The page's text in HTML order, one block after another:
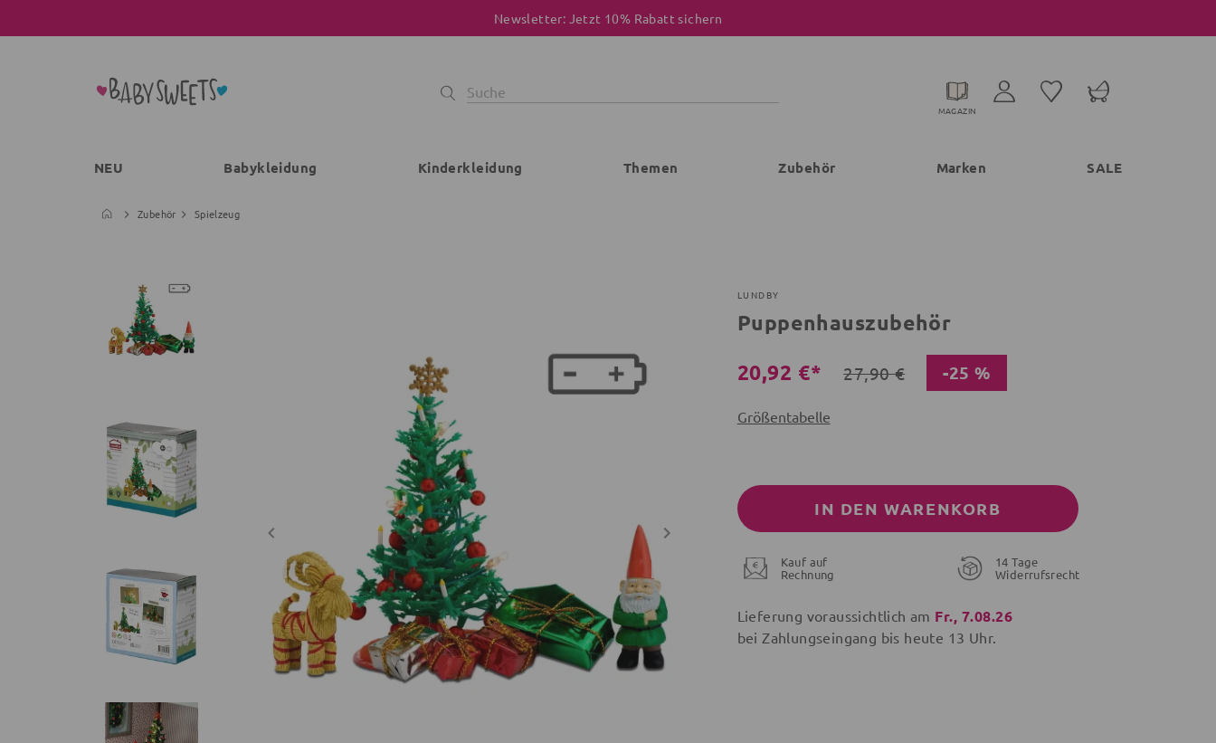
Newsletter: Jetzt 10% Rabatt sichern
MAGAZIN
NEU Babykleidung Kinderkleidung Themen Zubehör Marken SALE
Zubehör Spielzeug
LUNDBY
Puppenhauszubehör
20,92 €*
27,90 € -25 %
Größentabelle
IN DEN WARENKORB
Kauf auf
Rechnung
14 Tage
Widerrufsrecht
Lieferung voraussichtlich am Fr., 7.08.26
bei Zahlungseingang bis heute 13 Uhr.